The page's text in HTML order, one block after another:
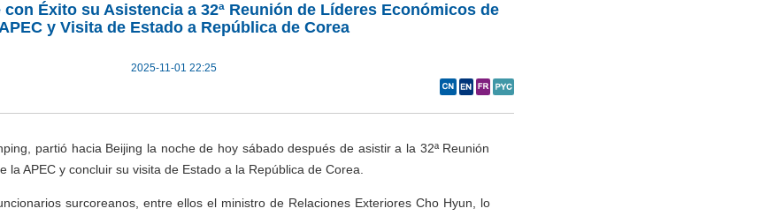
Éxito su Asistencia a 32ª Reunión de Líderes Económicos de
y Visita de Estado a República de Corea
2025-11-01 22:25
partió hacia Beijing la noche de hoy sábado después de asistir a la 32ª Reunión
la APEC y concluir su visita de Estado a la República de Corea.
surcoreanos, entre ellos el ministro de Relaciones Exteriores Cho Hyun, lo